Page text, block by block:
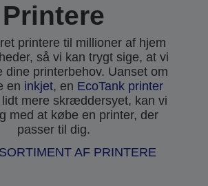
Printere
printere til millioner af hjem
så vi kan trygt sige, at vi
dine printerbehov. Uanset om
en inkjet, en EcoTank printer
mere skræddersyet, kan vi
med at købe en printer, der
passer til dig.
AF PRINTERE